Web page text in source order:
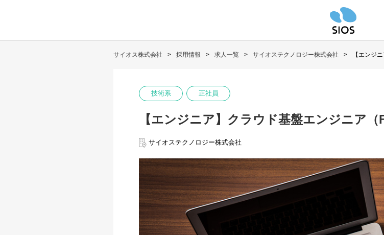
サイオス株式会社 採用情報 求人一覧 サイオステクノロジー株式会社 【エンジ
技術系 正社員
【エンジニア】クラウド基盤エンジニア
サイオステクノロジー株式会社